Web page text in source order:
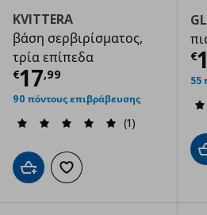
KVITTERA
βάση σερβιρίσματος,
τρία επίπεδα
€17,99
Τρέχουσα τιμή
90 πόντους επιβράβευσης
(1)
Προσθήκη στο καλάθι
Προσθήκη στα αγαπημένα
€
55